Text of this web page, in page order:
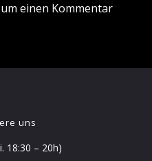
einen Kommentar
uns
18:30 – 20h)